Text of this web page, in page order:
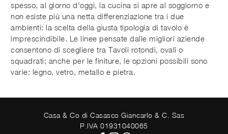
spesso, al giorno d'oggi, la cucina si apre al soggiorno e
non esiste più una netta differenziazione tra i due
ambienti: la scelta della giusta tipologia di tavolo è
imprescindibile. Le linee pensate dalle migliori aziende
consentono di scegliere tra Tavoli rotondi, ovali o
squadrati; anche per le finiture, le opzioni possibili sono
varie: legno, vetro, metallo e pietra.
Casa & Co di Casasco Giancarlo & C. Sas
P.IVA 01931040065